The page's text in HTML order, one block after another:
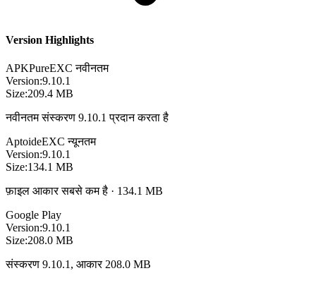
Version Highlights
APKPureEXC नवीनतम
Version:9.10.1
Size:209.4 MB
नवीनतम संस्करण 9.10.1 प्रदान करता है
AptoideEXC न्यूनतम
Version:9.10.1
Size:134.1 MB
फ़ाइल आकार सबसे कम है · 134.1 MB
Google Play
Version:9.10.1
Size:208.0 MB
संस्करण 9.10.1, आकार 208.0 MB